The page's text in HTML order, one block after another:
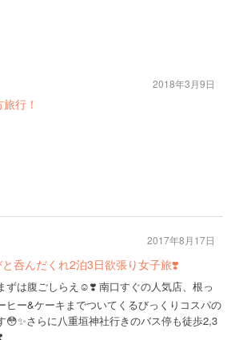
行！
2018年3月9日
呑んだくれ2泊3日欲張り女子旅❣️
ずは腹ごしらえ☺️❣️ 南口すぐの人気店、根っ
ヒー&ケーキまでついてくるびっくりコスパの
😳✨さらに八重垣神社行きのバス停も徒歩2,3
2017年8月17日